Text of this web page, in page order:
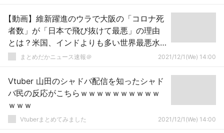
【動画】維新躍進のウラで大阪の「コロナ死
者数」が「日本で飛び抜けて最悪」の理由
とは？米国、インドよりも多い世界最悪水
準❓❗まとめだかニュース速報＠ 2021/12/1(We) 14:00
Vtuber 山田のシャドバ配信を知ったシャド
バ民の反応がこちらｗｗｗｗｗｗｗｗｗｗ
ｗｗｗ
Vtuberまとめてみました 2021/12/1(We) 14:00